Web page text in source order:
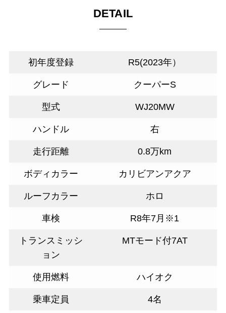
DETAIL
初年度登録 R5(2023年）
グレード クーパーS
型式 WJ20MW
ハンドル 右
走行距離 0.8万km
ボディカラー カリビアンアクア
ルーフカラー ホロ
車検 R8年7月※1
トランスミッシ
ョン
MTモード付7AT
使用燃料 ハイオク
乗車定員 4名